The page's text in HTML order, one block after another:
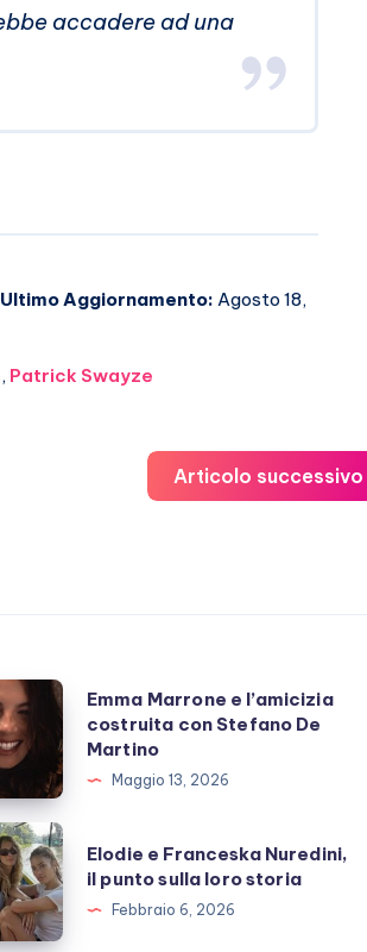
accadere ad una
Ultimo Aggiornamento: Agosto 18,
, Patrick Swayze
Articolo successivo
Emma Marrone e l’amicizia
costruita con Stefano De
Martino
Maggio 13, 2026
Elodie e Franceska Nuredini,
il punto sulla loro storia
Febbraio 6, 2026